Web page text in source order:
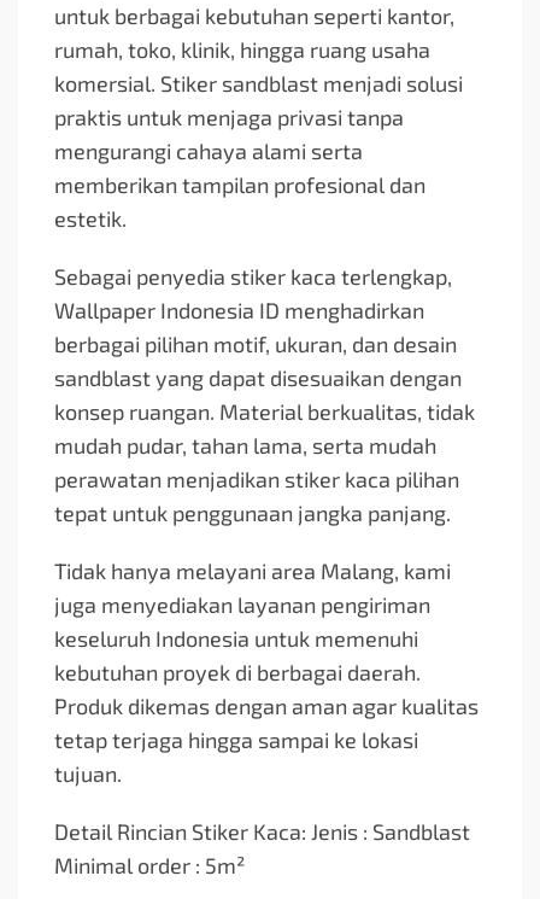
untuk berbagai kebutuhan seperti kantor,
rumah, toko, klinik, hingga ruang usaha
komersial. Stiker sandblast menjadi solusi
praktis untuk menjaga privasi tanpa
mengurangi cahaya alami serta
memberikan tampilan profesional dan
estetik.
Sebagai penyedia stiker kaca terlengkap,
Wallpaper Indonesia ID menghadirkan
berbagai pilihan motif, ukuran, dan desain
sandblast yang dapat disesuaikan dengan
konsep ruangan. Material berkualitas, tidak
mudah pudar, tahan lama, serta mudah
perawatan menjadikan stiker kaca pilihan
tepat untuk penggunaan jangka panjang.
Tidak hanya melayani area Malang, kami
juga menyediakan layanan pengiriman
keseluruh Indonesia untuk memenuhi
kebutuhan proyek di berbagai daerah.
Produk dikemas dengan aman agar kualitas
tetap terjaga hingga sampai ke lokasi
tujuan.
Detail Rincian Stiker Kaca: Jenis : Sandblast
Minimal order : 5m²